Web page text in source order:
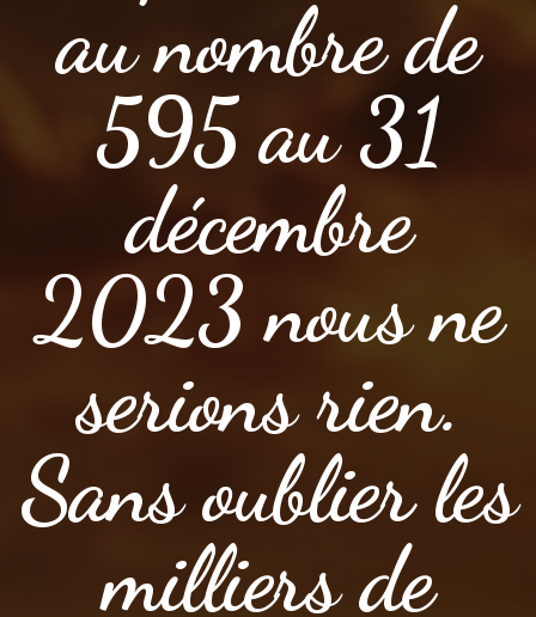
au nombre de
595 au 31
décembre
2023 nous ne
serions rien.
Sans oublier les
milliers de